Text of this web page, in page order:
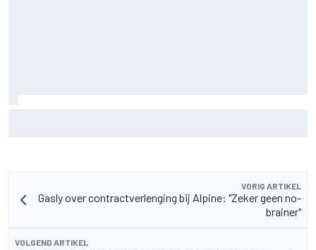
VORIG ARTIKEL
Gasly over contractverlenging bij Alpine: "Zeker geen no-
brainer"
VOLGEND ARTIKEL